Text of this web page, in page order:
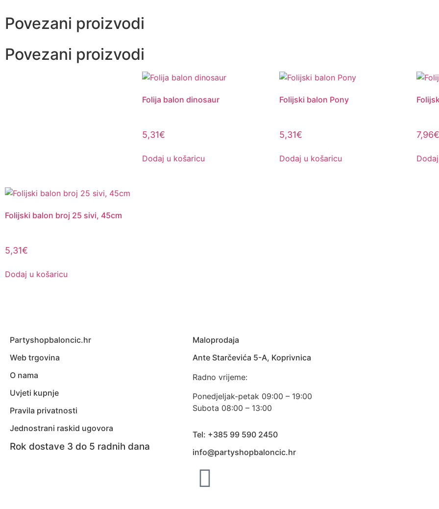
Povezani proizvodi
Povezani proizvodi
Folija balon dinosaur
5,31€
Dodaj u košaricu
Folijski balon Pony
5,31€
Dodaj u košaricu
7,96€
Folijski balon broj 25 sivi, 45cm
5,31€
Dodaj u košaricu
Partyshopbaloncic.hr
Web trgovina
O nama
Uvjeti kupnje
Pravila privatnosti
Jednostrani raskid ugovora
Rok dostave 3 do 5 radnih dana
Maloprodaja
Ante Starčevića 5-A, Koprivnica
Radno vrijeme:
Ponedjeljak-petak 09:00 – 19:00
Subota 08:00 – 13:00
Tel: +385 99 590 2450
info@partyshopbaloncic.hr